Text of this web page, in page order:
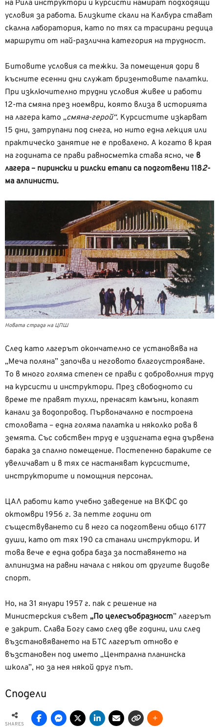
на Рила инструктори и курсисти намират подходящи
условия за работа. Близките скали на Калбура стават
скална лаборатория, като по тях са трасирани редица
маршрути от най-различна категория на трудност.
Битовите условия са тежки. За помещения дори в
късните есенни дни служат бризентовите палатки.
При изключително трудни условия живее и работи
12-та смяна през ноември, която влиза в историята
на лагера като „смяна-герой“. Курсистите изкарват
15 дни, затрупани под снега, но нито една лекция или
практическо занятие не е провалено. А когато в края
на годината се прави равносметка става ясно, че в
лагера – пирински и рилски етапи са подготвени 1182-
ма алпинисти.
Новата страда на ЦПШ
След като лагерът окончателно се установява на
„Меча поляна” започва и неговото благоустрояване.
То в много голяма степен се прави с доброволния труд
на курсисти и инструктори. През свободното си
време те правят тухли, пренасят камъни, копаят
канали за водопровод. Първоначално е построена
столовата – една голяма палатка и няколко рова в
земята. Със собствен труд е издигната една дървена
барака за спално помещение. Постепенно бараките се
увеличават и в тях се настаняват курсистите,
инструкторите и помощния персонал.
ЦАЛ работи като учебно заведение на ВКФС до
октомври 1956 г. За петте години от
съществуването си в него са подготвени общо 6177
души, като от тях 190 са станали инструктори. И
това вече е една добра база за поставянето на
алпинизма на равни начала с някои от другите видове
спорт.
Но, на 31 януари 1957 г. пак с решение на
Министерския съвет „По целесъобразност” лагерът
е закрит. Слава Богу само след две години, или след
възстановяването на БТС лагерът отново е
възстановен под името „Централна планинска
школа”, но за нея някой друг път.
Сподели
SHARES